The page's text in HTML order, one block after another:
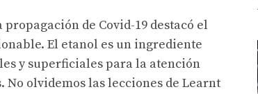
de Covid-19 destacó el
El etanol es un ingrediente
y superficiales para la atención
olvidemos las lecciones de Learnt